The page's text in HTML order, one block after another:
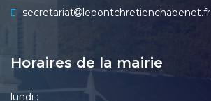
secretariat
lepontchretienchabenet.fr
Horaires de la mairie
lundi :